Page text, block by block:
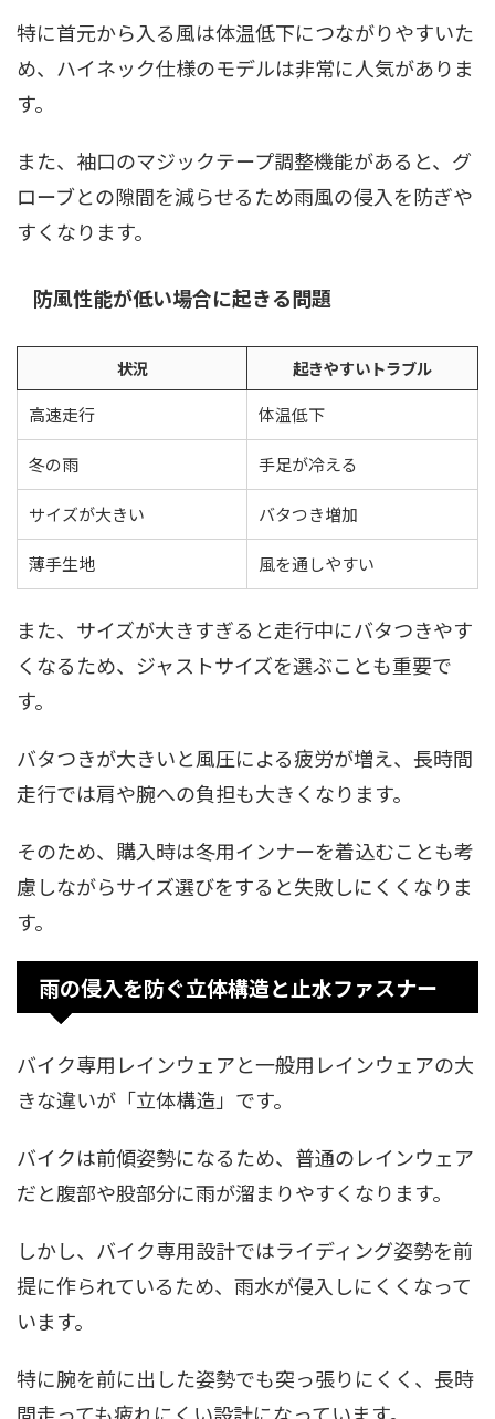
特に首元から入る風は体温低下につながりやすいた
め、ハイネック仕様のモデルは非常に人気がありま
す。
また、袖口のマジックテープ調整機能があると、グ
ローブとの隙間を減らせるため雨風の侵入を防ぎや
すくなります。
防風性能が低い場合に起きる問題
状況
起きやすいトラブル
高速走行
体温低下
冬の雨 手足が冷える
サイズが大きい バタつき増加
薄手生地 風を通しやすい
また、サイズが大きすぎると走行中にバタつきやす
くなるため、ジャストサイズを選ぶことも重要で
す。
バタつきが大きいと風圧による疲労が増え、長時間
走行では肩や腕への負担も大きくなります。
そのため、購入時は冬用インナーを着込むことも考
慮しながらサイズ選びをすると失敗しにくくなりま
す。
雨の侵入を防ぐ立体構造と止水ファスナー
バイク専用レインウェアと一般用レインウェアの大
きな違いが「立体構造」です。
バイクは前傾姿勢になるため、普通のレインウェア
だと腹部や股部分に雨が溜まりやすくなります。
しかし、バイク専用設計ではライディング姿勢を前
提に作られているため、雨水が侵入しにくくなって
います。
特に腕を前に出した姿勢でも突っ張りにくく、長時